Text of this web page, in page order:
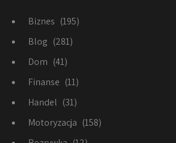
Biznes (195)
Blog (281)
Dom (41)
Finanse (11)
Handel (31)
Motoryzacja (158)